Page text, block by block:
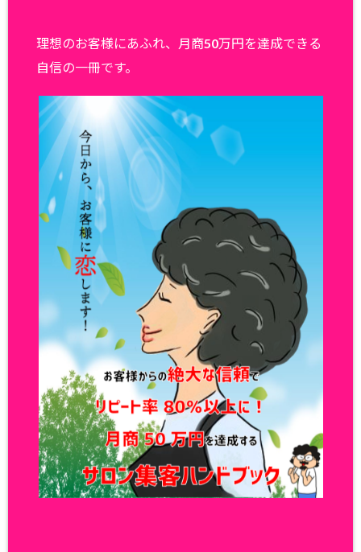
理想のお客様にあふれ、月商50万円を達成できる
自信の一冊です。